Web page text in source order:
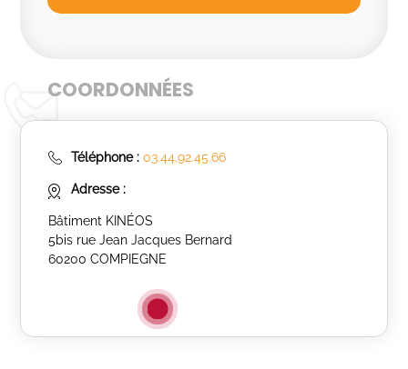
COORDONNÉES
Téléphone : 03.44.92.45.66
Adresse :
Bâtiment KINÉOS
5bis rue Jean Jacques Bernard
60200 COMPIEGNE